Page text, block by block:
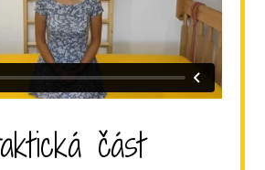
část